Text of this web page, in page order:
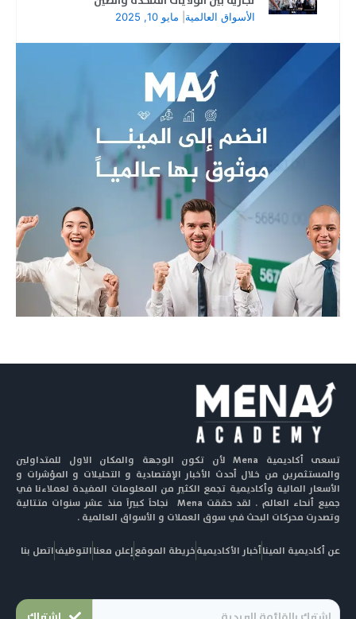
الأسواق العالمية مايو 10, 2025
تسعى أكاديمية Mena لأن تكون الوجهة والمكان الاول للمتداولين
والمستثمرين من خلال أحدث الأخبار الإقتصادية و التحليلات و المؤشرات و
الأسعار المالية وأكاديمية تجمع الكثير من المعلومات المفيدة لعملاءنا في
جميع أنحاء العالم . لقد حققت Mena نجاحاً كبيراً منذ عشر سنوات متتالية
وتصدرت محركات البحث في سوق العملات و الأسواق العالمية .
عن أكاديمية الميناأخبار الأكاديميةخريطة الموقعإعلن معناالتوظيفاتصل بنا